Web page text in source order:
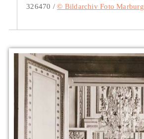
326470 /© Bildarchiv Foto Marburg